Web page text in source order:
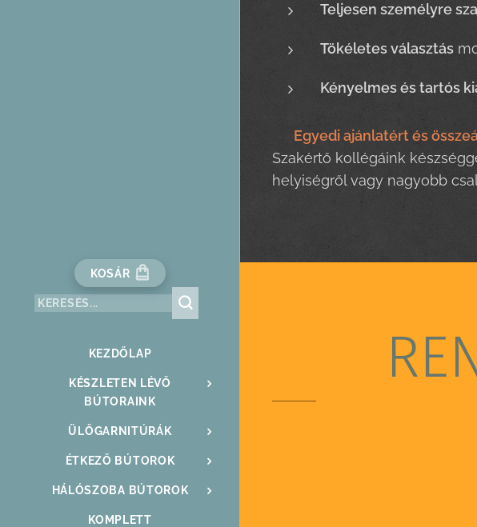
KOSÁR
KEZDŐLAP
KÉSZLETEN LÉVŐ
BÚTORAINK
ÜLŐGARNITÚRÁK
ÉTKEZŐ BÚTOROK
HÁLÓSZOBA BÚTOROK
KOMPLETT
Teljesen személyre
Tökéletes választás
Kényelmes és tartós
Egyedi ajánlatért és
Szakértő kollégáink
helyiségről vagy nagyobb